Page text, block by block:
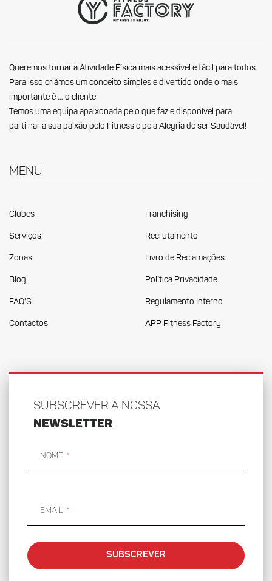
Queremos tornar a Atividade Física mais acessível e fácil para todos.
Para isso criámos um conceito simples e divertido onde o mais
importante é … o cliente!
Temos uma equipa apaixonada pelo que faz e disponível para
partilhar a sua paixão pelo Fitness e pela Alegria de ser Saudável!
Menu
Clubes
Serviços
Zonas
Blog
FAQ'S
Contactos
Franchising
Recrutamento
Livro de Reclamações
Política Privacidade
Regulamento Interno
APP Fitness Factory
SUBSCREVER A NOSSA
NEWSLETTER
Nome
Email
SUBSCREVER